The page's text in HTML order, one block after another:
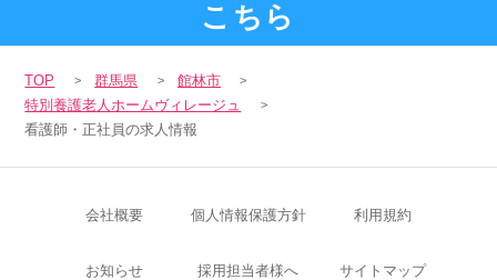
こちら
TOP 群馬県
館林市
特別養護老人ホームヴィレージュ
看護師・正社員の求人情報
会社概要 個人情報保護方針 利用規約
お知らせ 採用担当者様へ サイトマップ